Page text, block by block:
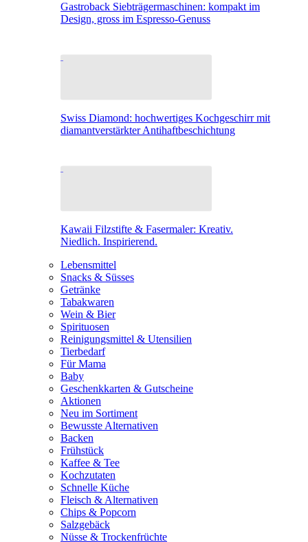
Gastroback Siebträgermaschinen: kompakt im
Design, gross im Espresso-Genuss
Swiss Diamond: hochwertiges Kochgeschirr mit
diamantverstärkter Antihaftbeschichtung
Kawaii Filzstifte & Fasermaler: Kreativ.
Niedlich. Inspirierend.
Lebensmittel
Snacks & Süsses
Getränke
Tabakwaren
Wein & Bier
Spirituosen
Reinigungsmittel & Utensilien
Tierbedarf
Für Mama
Baby
Geschenkkarten & Gutscheine
Aktionen
Neu im Sortiment
Bewusste Alternativen
Backen
Frühstück
Kaffee & Tee
Kochzutaten
Schnelle Küche
Fleisch & Alternativen
Chips & Popcorn
Salzgebäck
Nüsse & Trockenfrüchte